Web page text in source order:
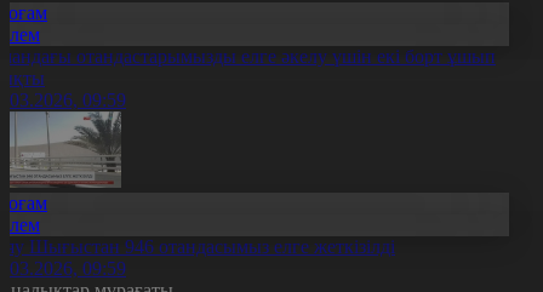
отандастарымызды елге әкелу үшін екі борт ұшып
09:59
Шығыстан 946 отандасымыз елге жеткізілді
09:59